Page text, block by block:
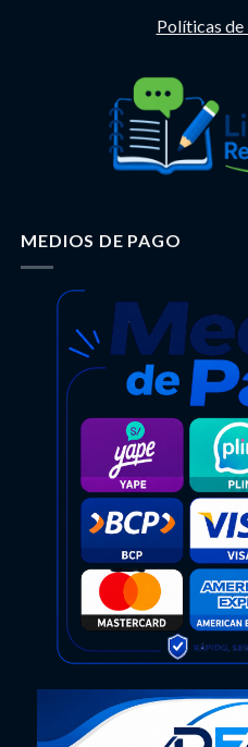
Políticas
MEDIOS DE PAGO